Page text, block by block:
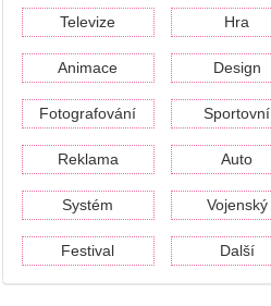
Televize Hra
Animace Design
Fotografování Sportovní
Reklama Auto
Systém Vojenský
Festival Další